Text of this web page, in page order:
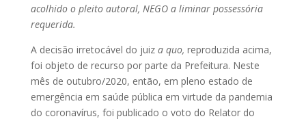
acolhido o pleito autoral, NEGO a liminar possessória
requerida.
A decisão irretocável do juiz a quo, reproduzida acima,
foi objeto de recurso por parte da Prefeitura. Neste
mês de outubro/2020, então, em pleno estado de
emergência em saúde pública em virtude da pandemia
do coronavírus, foi publicado o voto do Relator do